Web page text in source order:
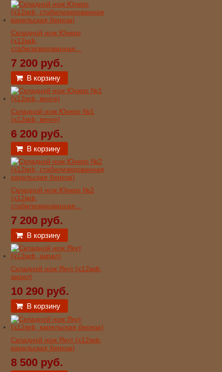
Складной нож Юнкер
(х12мф,
стабилизированная...
7 200 руб.
В корзину
Складной нож Юнкер №1
(х12мф, венге)
6 200 руб.
В корзину
Складной нож Юнкер №2
(х12мф,
стабилизированная...
7 200 руб.
В корзину
Складной нож Якут (х12мф,
акрил)
10 290 руб.
В корзину
Складной нож Якут (х12мф,
карельская береза)
8 500 руб.